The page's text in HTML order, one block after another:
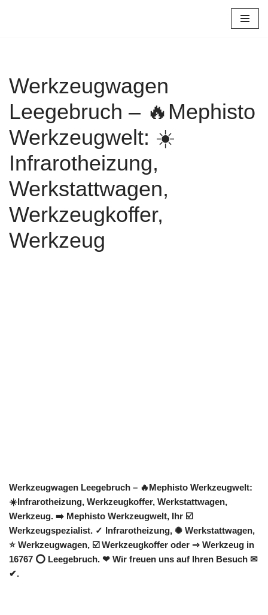
Werkzeugwagen
Leegebruch – 🔥Mephisto
Werkzeugwelt: ☀️
Infrarotheizung,
Werkstattwagen,
Werkzeugkoffer,
Werkzeug
Werkzeugwagen Leegebruch – 🔥Mephisto Werkzeugwelt:
☀️Infrarotheizung, Werkzeugkoffer, Werkstattwagen,
Werkzeug. ➡️ Mephisto Werkzeugwelt, Ihr ☑️
Werkzeugspezialist. ✓ Infrarotheizung, ✺ Werkstattwagen,
⭐ Werkzeugwagen, ☑️ Werkzeugkoffer oder ⇒ Werkzeug in
16767 ⭕ Leegebruch. ❤ Wir freuen uns auf Ihren Besuch ✉
✔.